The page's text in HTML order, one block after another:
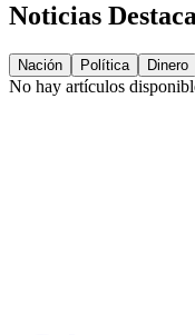
Noticias
Nación Política Dinero
No hay artículos